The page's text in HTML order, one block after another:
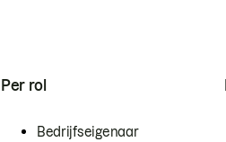
Per rol
Bedrijfseigenaar